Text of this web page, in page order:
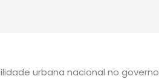
urbana nacional no governo